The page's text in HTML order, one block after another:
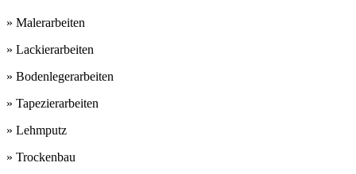
» Malerarbeiten
» Lackierarbeiten
» Bodenlegerarbeiten
» Tapezierarbeiten
» Lehmputz
» Trockenbau